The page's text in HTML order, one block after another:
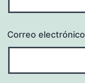
Correo electrónico